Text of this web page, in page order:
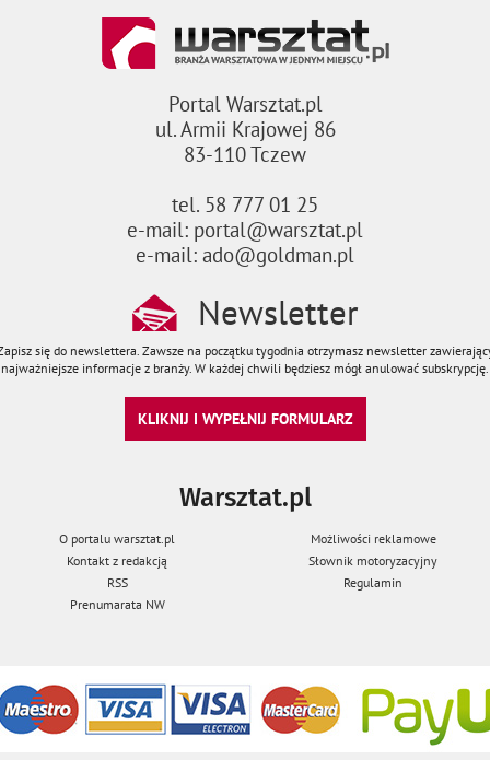
Portal Warsztat.pl
ul. Armii Krajowej 86
83-110 Tczew
tel. 58 777 01 25
e-mail: portal@warsztat.pl
e-mail: ado@goldman.pl
Newsletter
się do newslettera. Zawsze na początku tygodnia otrzymasz newsletter
najważniejsze informacje z branży. W każdej chwili będziesz mógł anulować subskrypcję.
KLIKNIJ I WYPEŁNIJ FORMULARZ
Warsztat.pl
O portalu warsztat.pl
Możliwości reklamowe
Kontakt z redakcją
Słownik motoryzacyjny
RSS
Regulamin
Prenumarata NW